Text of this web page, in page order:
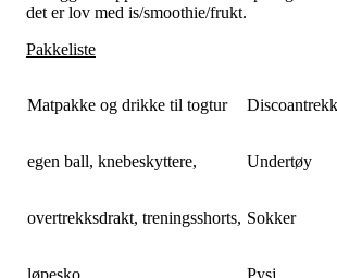
det er lov med is/smoothie/frukt.
Pakkeliste
Matpakke og drikke til togtur Discoantrekk
egen ball, knebeskyttere, Undertøy
overtrekksdrakt, treningsshorts, Sokker